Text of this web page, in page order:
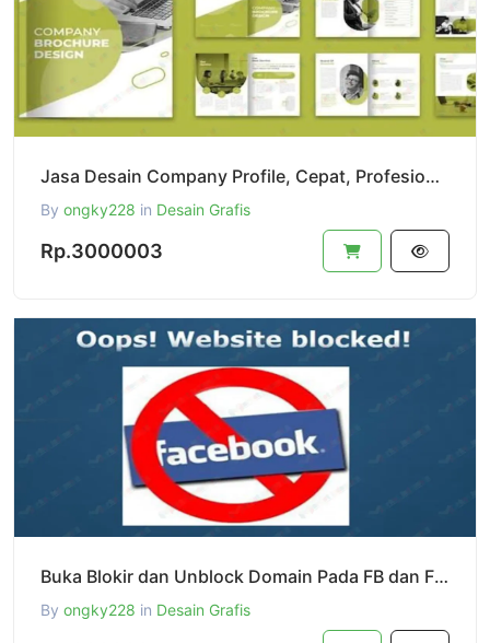
Jasa Desain Company Profile, Cepat, Profesional dan Berkualitas
By ongky228 in Desain Grafis
Rp.3000003
Buka Blokir dan Unblock Domain Pada FB dan Facebook
By ongky228 in Desain Grafis